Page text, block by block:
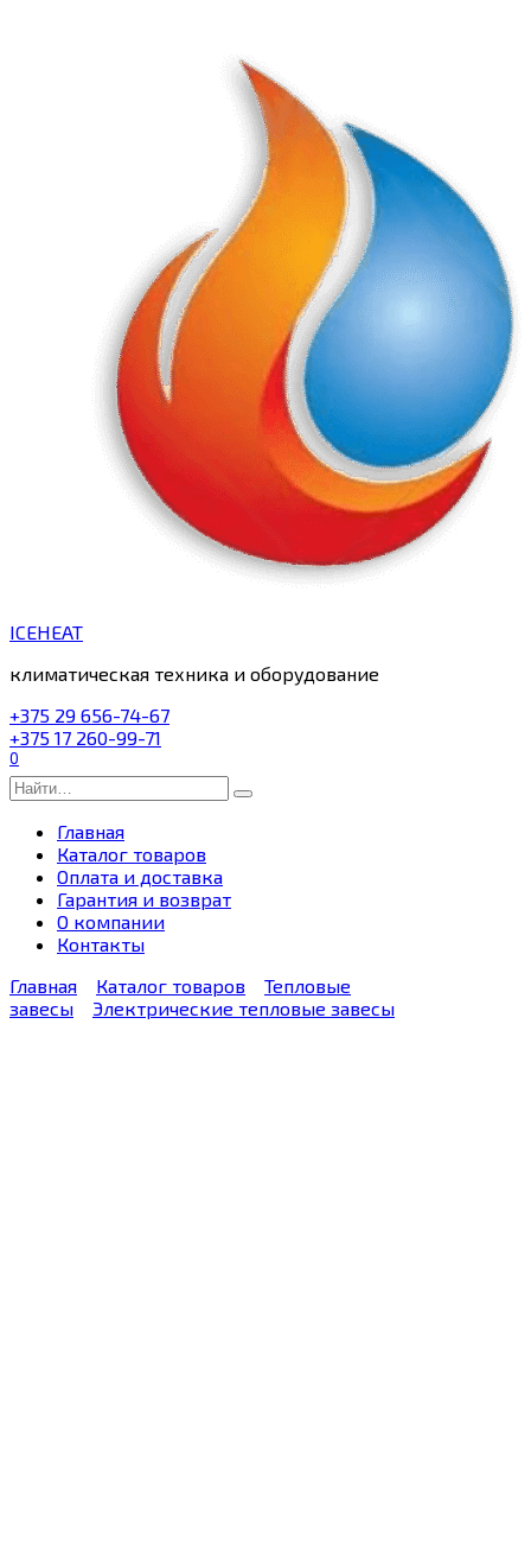
ICEHEAT
климатическая техника и оборудование
+375 29 656-74-67
+375 17 260-99-71
0
Search
for:
Главная
Каталог товаров
Оплата и доставка
Гарантия и возврат
О компании
Контакты
Главная
Каталог товаров
Тепловые
завесы
Электрические тепловые завесы